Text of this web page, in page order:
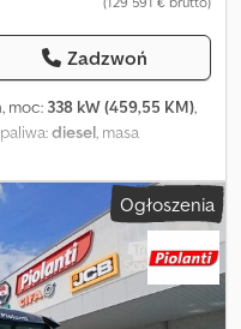
Zadzwoń
, moc: 338 kW (459,55 KM),
diesel, masa
Euro 4, Rok budowy:
, Wewnętrzny numer
naszym placu w
Nutzfahrzeuge GmbH
* Viktoria Sologubova
BENZ ACTROS
Ogłoszenia